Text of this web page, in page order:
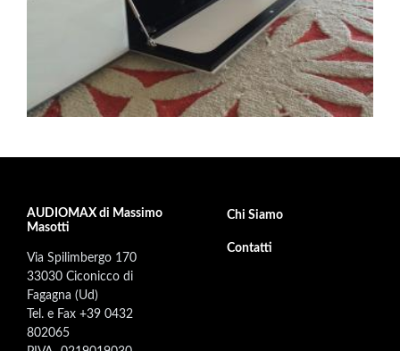
AUDIOMAX di Massimo
Masotti
Via Spilimbergo 170
33030 Ciconicco di
Fagagna (Ud)
Tel. e Fax +39 0432
802065
Footer secondary menu
Chi Siamo
Contatti